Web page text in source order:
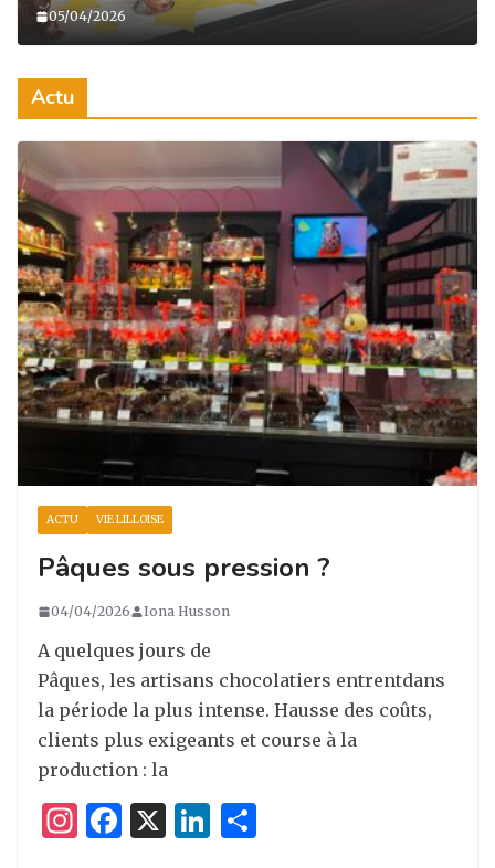
05/04/2026
Actu
ACTU VIE LILLOISE
Pâques sous pression ?
04/04/2026 Iona Husson
A quelques jours de
Pâques, les artisans chocolatiers entrentdans
la période la plus intense. Hausse des coûts,
clients plus exigeants et course à la
production : la
I
F
X
Li